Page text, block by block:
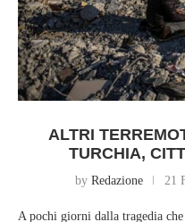
ALTRI
TURCHIA,
by Redazione 21
A pochi giorni dalla tragedia